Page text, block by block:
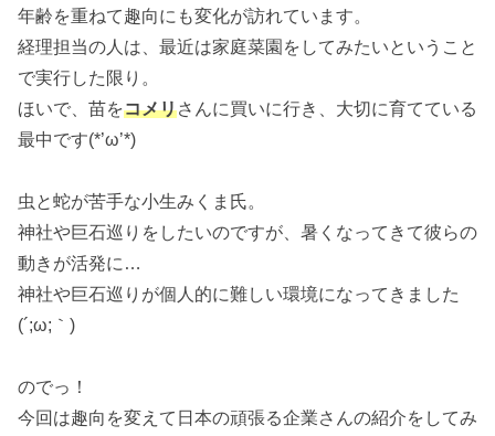
年齢を重ねて趣向にも変化が訪れています。
経理担当の人は、最近は家庭菜園をしてみたいということ
で実行した限り。
ほいで、苗をコメリさんに買いに行き、大切に育てている
最中です(*’ω’*)
虫と蛇が苦手な小生みくま氏。
神社や巨石巡りをしたいのですが、暑くなってきて彼らの
動きが活発に…
神社や巨石巡りが個人的に難しい環境になってきました
(´;ω;｀)
のでっ！
今回は趣向を変えて日本の頑張る企業さんの紹介をしてみ